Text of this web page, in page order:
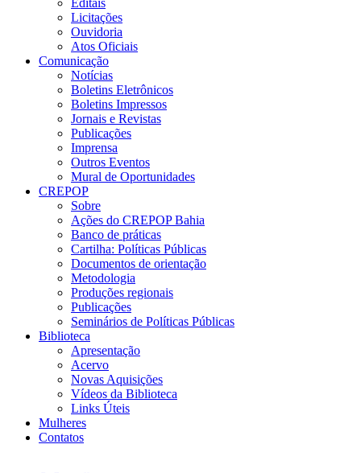
Editais
Licitações
Ouvidoria
Atos Oficiais
Comunicação
Notícias
Boletins Eletrônicos
Boletins Impressos
Jornais e Revistas
Publicações
Imprensa
Outros Eventos
Mural de Oportunidades
CREPOP
Sobre
Ações do CREPOP Bahia
Banco de práticas
Cartilha: Políticas Públicas
Documentos de orientação
Metodologia
Produções regionais
Publicações
Seminários de Políticas Públicas
Biblioteca
Apresentação
Acervo
Novas Aquisições
Vídeos da Biblioteca
Links Úteis
Mulheres
Contatos